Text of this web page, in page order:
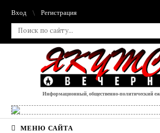
Вход Регистрация
Информационный, общественно-политический
МЕНЮ САЙТА